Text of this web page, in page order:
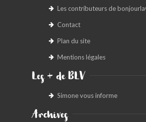
Les contributeurs de
Contact
Plan du site
Mentions légales
Les + de BLV
Simone vous informe
Archives